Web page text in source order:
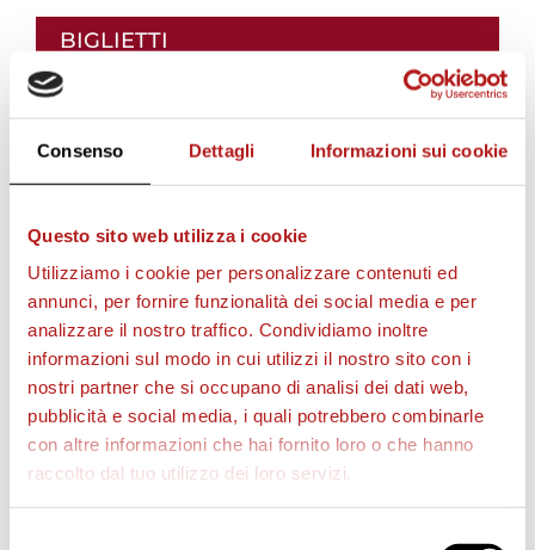
Consenso Dettagli Informazioni sui cookie
Questo sito web utilizza i cookie
Utilizziamo i cookie per personalizzare contenuti ed
annunci, per fornire funzionalità dei social media e per
analizzare il nostro traffico. Condividiamo inoltre
informazioni sul modo in cui utilizzi il nostro sito con i
nostri partner che si occupano di analisi dei dati web,
pubblicità e social media, i quali potrebbero combinarle
con altre informazioni che hai fornito loro o che hanno
raccolto dal tuo utilizzo dei loro servizi.
i
l
v
i
d
BIGLIETTI
AS CITTADELLA STORE